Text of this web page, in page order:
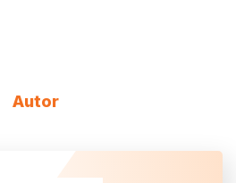
Autor